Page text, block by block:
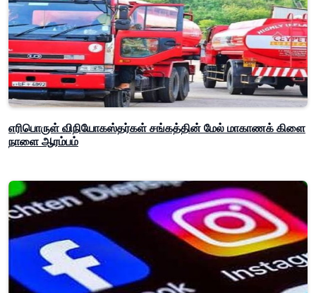
எரிபொருள் விநியோகஸ்தர்கள் சங்கத்தின் மேல் மாகாணக் கிளை
நாளை ஆரம்பம்